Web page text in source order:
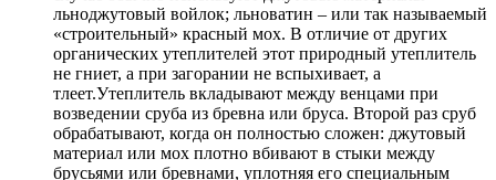
льноджутовый войлок; льноватин – или так называемый
«строительный» красный мох. В отличие от других
органических утеплителей этот природный утеплитель
не гниет, а при загорании не вспыхивает, а
тлеет.Утеплитель вкладывают между венцами при
возведении сруба из бревна или бруса. Второй раз сруб
обрабатывают, когда он полностью сложен: джутовый
материал или мох плотно вбивают в стыки между
брусьями или бревнами, уплотняя его специальным